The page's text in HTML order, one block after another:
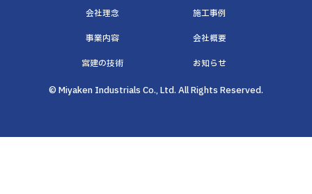
会社理念 施工事例
事業内容 会社概要
宮建の技術 お知らせ
© Miyaken Industrials Co., Ltd. All Rights Reserved.